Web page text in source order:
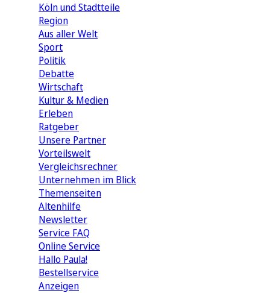
Köln und Stadtteile
Region
Aus aller Welt
Sport
Politik
Debatte
Wirtschaft
Kultur & Medien
Erleben
Ratgeber
Unsere Partner
Vorteilswelt
Vergleichsrechner
Unternehmen im Blick
Themenseiten
Altenhilfe
Newsletter
Service FAQ
Online Service
Hallo Paula!
Bestellservice
Anzeigen